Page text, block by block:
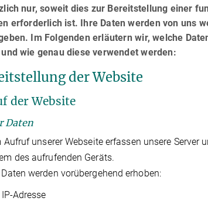
nur, soweit dies zur Bereitstellung einer
erforderlich ist. Ihre Daten werden von uns
Im Folgenden erläutern wir, welche
wie genau diese verwendet werden:
der Website
der Website
Daten
Aufruf unserer Webseite erfassen unsere
des aufrufenden Geräts.
werden vorübergehend erhoben:
IP-Adresse